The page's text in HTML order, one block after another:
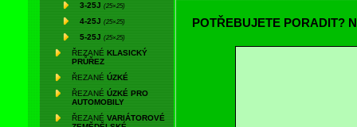
3-25J (25×25)
4-25J (25×25)
5-25J (25×25)
ŘEZANÉ KLASICKÝ
PRŮŘEZ
ŘEZANÉ ÚZKÉ
ŘEZANÉ ÚZKÉ PRO
AUTOMOBILY
ŘEZANÉ VARIÁTOROVÉ
POTŘEBUJETE PORADIT?